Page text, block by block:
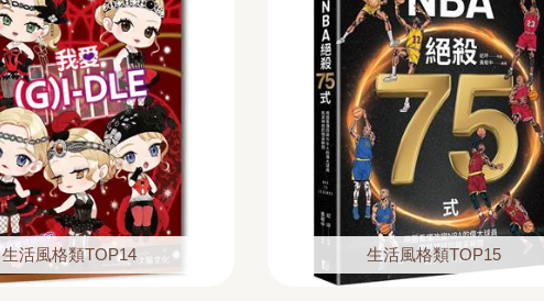
生活風格類TOP14 生活風格類TOP15